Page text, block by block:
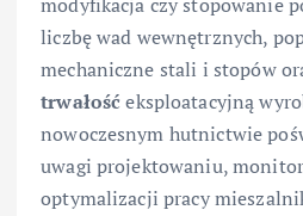
liczbę wad wewnętrznych,
mechaniczne stali i stopów
trwałość eksploatacyjną
nowoczesnym hutnictwie
uwagi projektowaniu,
optymalizacji pracy